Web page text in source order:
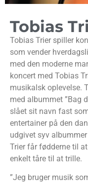
Tobias
Tobias Trier spiller
som vender
med den moderne
koncert med Tobias
musikalsk oplevelse.
med albummet ”Bag
slået sit navn fast
entertainer på den
udgivet syv
Trier får fødderne til
enkelt tåre til at trille.
”Jeg bruger musik